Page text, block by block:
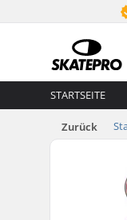
STARTSEITE
Zurück